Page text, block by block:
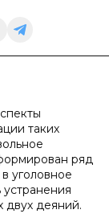
таких
ряд
уголовное
устранения
двух деяний.